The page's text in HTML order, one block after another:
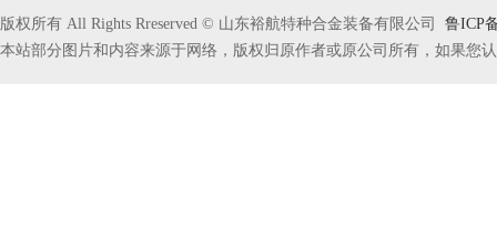
版权所有 All Rights Rreserved © 山东裕航特种合金装备有限公司 鲁ICP
本站部分图片和内容来源于网络，版权归原作者或原公司所有，如果您